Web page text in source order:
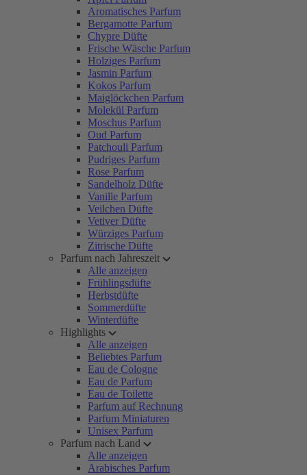
Aromatisches Parfum
Bergamotte Parfum
Chypre Düfte
Frische Wäsche Parfum
Holziges Parfum
Jasmin Parfum
Kokos Parfum
Maiglöckchen Parfum
Molekül Parfum
Moschus Parfum
Oud Parfum
Patchouli Parfum
Pudriges Parfum
Rose Parfum
Sandelholz Düfte
Vanille Parfum
Veilchen Düfte
Vetiver Düfte
Würziges Parfum
Zitrische Düfte
Parfum nach Jahreszeit
Alle anzeigen
Frühlingsdüfte
Herbstdüfte
Sommerdüfte
Winterdüfte
Highlights
Alle anzeigen
Beliebtes Parfum
Eau de Cologne
Eau de Parfum
Eau de Toilette
Parfum auf Rechnung
Parfum Miniaturen
Unisex Parfum
Parfum nach Land
Alle anzeigen
Arabisches Parfum